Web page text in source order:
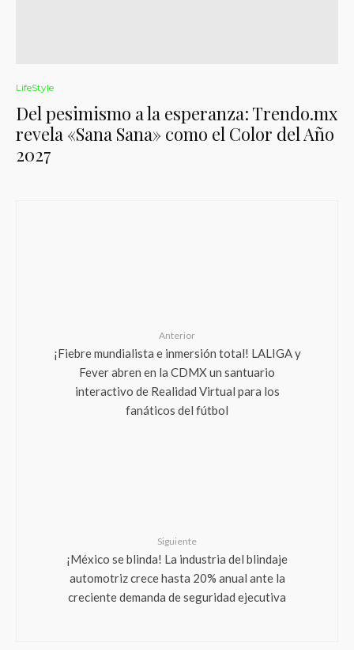
LifeStyle
Del pesimismo a la esperanza: Trendo.mx
revela «Sana Sana» como el Color del Año
2027
Anterior
¡Fiebre mundialista e inmersión total! LALIGA y
Fever abren en la CDMX un santuario
interactivo de Realidad Virtual para los
fanáticos del fútbol
Siguiente
¡México se blinda! La industria del blindaje
automotriz crece hasta 20% anual ante la
creciente demanda de seguridad ejecutiva